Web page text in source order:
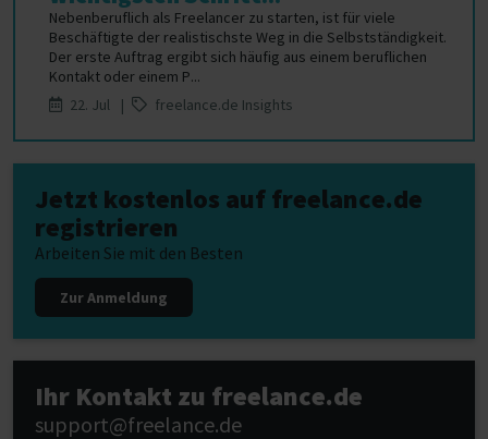
Nebenberuflich als Freelancer zu starten, ist für viele
Beschäftigte der realistischste Weg in die Selbstständigkeit.
Der erste Auftrag ergibt sich häufig aus einem beruflichen
Kontakt oder einem P...
22. Jul |
freelance.de Insights
Jetzt kostenlos auf freelance.de
registrieren
Arbeiten Sie mit den Besten
Zur Anmeldung
Ihr Kontakt zu freelance.de
support@freelance.de